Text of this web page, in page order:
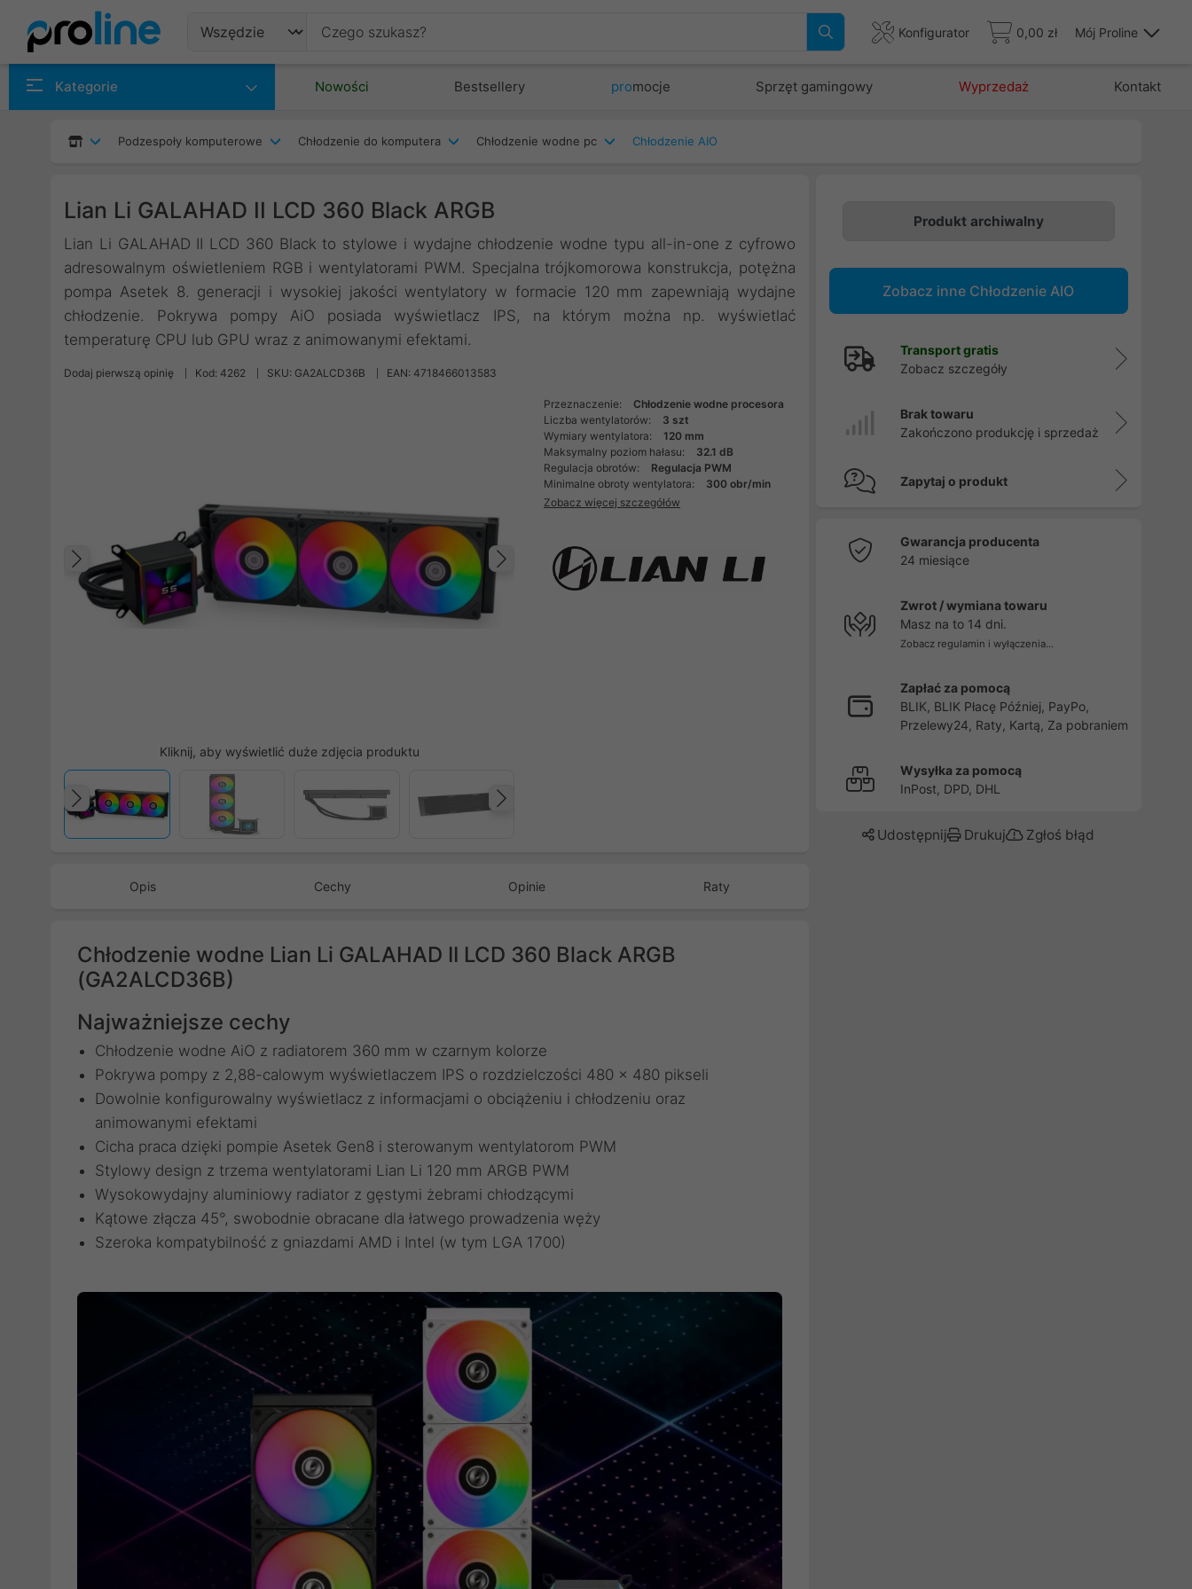
Konfigurator 0,00 zł Mój Proline
Kategorie Nowości Bestsellery promocje Sprzęt gamingowy Wyprzedaż Kontakt
Podzespoły komputerowe Chłodzenie do komputera Chłodzenie wodne pc Chłodzenie AIO
Lian Li GALAHAD II LCD 360 Black ARGB
Lian Li GALAHAD II LCD 360 Black to stylowe i wydajne chłodzenie wodne typu all-in-one z cyfrowo
adresowalnym oświetleniem RGB i wentylatorami PWM. Specjalna trójkomorowa konstrukcja, potężna
pompa Asetek 8. generacji i wysokiej jakości wentylatory w formacie 120 mm zapewniają wydajne
chłodzenie. Pokrywa pompy AiO posiada wyświetlacz IPS, na którym można np. wyświetlać
temperaturę CPU lub GPU wraz z animowanymi efektami.
Dodaj pierwszą opinię Kod: 4262 SKU: GA2ALCD36B EAN: 4718466013583
Następny
Poprzedni
Kliknij, aby wyświetlić duże zdjęcia produktu
Poprzedni
Przeznaczenie:
Chłodzenie wodne procesora
Liczba wentylatorów:
3 szt
Wymiary wentylatora:
120 mm
Maksymalny poziom hałasu:
32.1 dB
Regulacja obrotów:
Regulacja PWM
Minimalne obroty wentylatora:
300 obr/min
Zobacz więcej szczegółów
Opis Cechy Opinie Raty
Chłodzenie wodne Lian Li GALAHAD II LCD 360 Black ARGB
(GA2ALCD36B)
Najważniejsze cechy
Chłodzenie wodne AiO z radiatorem 360 mm w czarnym kolorze
Pokrywa pompy z 2,88-calowym wyświetlaczem IPS o rozdzielczości 480 x 480 pikseli
Dowolnie konfigurowalny wyświetlacz z informacjami o obciążeniu i chłodzeniu oraz
animowanymi efektami
Cicha praca dzięki pompie Asetek Gen8 i sterowanym wentylatorom PWM
Stylowy design z trzema wentylatorami Lian Li 120 mm ARGB PWM
Wysokowydajny aluminiowy radiator z gęstymi żebrami chłodzącymi
Kątowe złącza 45°, swobodnie obracane dla łatwego prowadzenia węży
Szeroka kompatybilność z gniazdami AMD i Intel (w tym LGA 1700)
Produkt archiwalny
Zobacz inne Chłodzenie AIO
Transport gratis
Zobacz szczegóły
Brak towaru
Zakończono produkcję i sprzedaż
Zapytaj o produkt
Gwarancja producenta
24 miesiące
Zwrot / wymiana towaru
Masz na to 14 dni.
Zobacz regulamin i wyłączenia...
Zapłać za pomocą
BLIK, BLIK Płacę Później, PayPo,
Przelewy24, Raty, Kartą, Za pobraniem
Wysyłka za pomocą
InPost, DPD, DHL
Udostępnij Drukuj Zgłoś błąd